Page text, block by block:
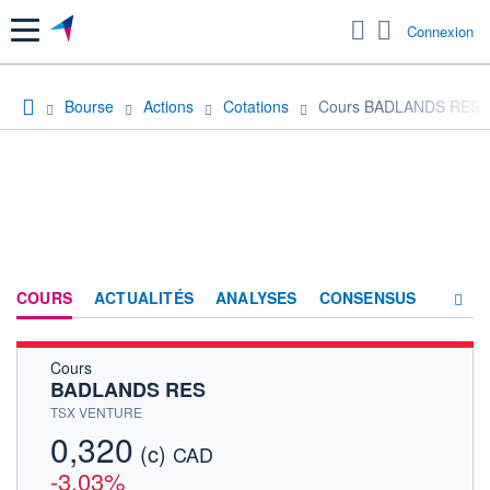
Menu Connexion
Bourse Actions Cotations Cours BADLANDS RES
COURS ACTUALITÉS ANALYSES CONSENSUS
Cours
BADLANDS RES
TSX VENTURE
0,320 (c) CAD
-3,03%